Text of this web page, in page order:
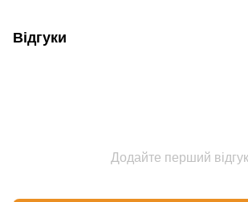
Відгуки
Додайте перший відгук